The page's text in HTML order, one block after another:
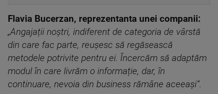
Flavia Bucerzan, reprezentanta unei companii:
„Angajații noștri, indiferent de categoria de vârstă
din care fac parte, reușesc să regăsească
metodele potrivite pentru ei. Încercăm să adaptăm
modul în care livrăm o informație, dar, în
continuare, nevoia din business rămâne aceeași”.